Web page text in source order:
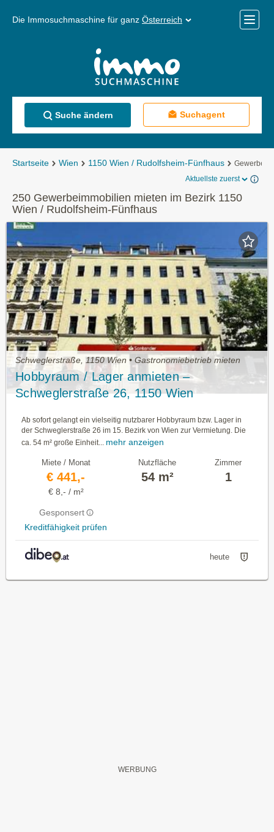
Die Immosuchmaschine für ganz Österreich
Menü
Suche ändern Suchagent
Startseite Wien 1150 Wien / Rudolfsheim-Fünfhaus
Aktuellste zuerst
250 Gewerbeimmobilien mieten im Bezirk 1150
Wien / Rudolfsheim-Fünfhaus
Schweglerstraße, 1150 Wien • Gastronomiebetrieb mieten
Hobbyraum / Lager anmieten –
Schweglerstraße 26, 1150 Wien
Ab sofort gelangt ein vielseitig nutzbarer Hobbyraum bzw. Lager in
der Schweglerstraße 26 im 15. Bezirk von Wien zur Vermietung. Die
ca. 54 m² große Einheit...
mehr anzeigen
Miete / Monat
€ 441,-
€ 8,- / m²
Gesponsert
Kreditfähigkeit prüfen
Nutzfläche
54 m²
Zimmer
1
heute